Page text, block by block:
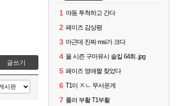
글쓰기
1 야동 투척하고 간다
2 페이즈 감상평
3 아근데 진짜 msi가 크다
4 올 시즌 구마유시 솔킬 64회..jpg
5 페이즈 영애짤 찾았다
6 T1이 ㅈㄴ 무서운게
7 룰러 부활 T1부활